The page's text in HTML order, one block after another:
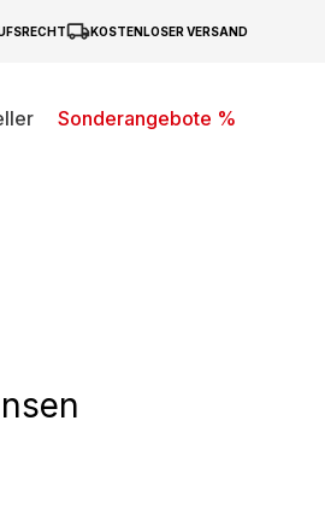
KOSTENLOSER VERSAND
Sonderangebote %